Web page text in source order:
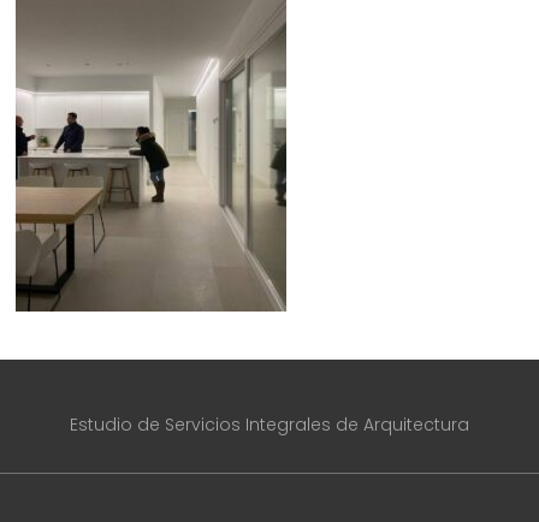
Estudio de Servicios Integrales de Arquitectura